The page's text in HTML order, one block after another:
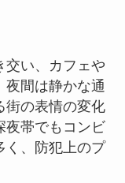
交い、カフェや
夜間は静かな通
街の表情の変化
夜帯でもコンビ
く、防犯上のプ